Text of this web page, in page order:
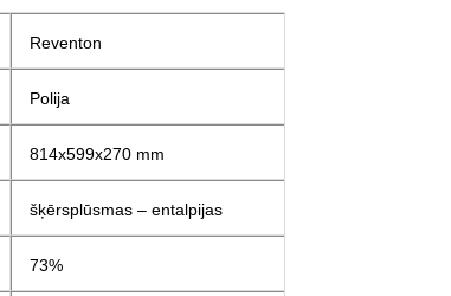
Reventon
Polija
814x599x270 mm
šķērsplūsmas – entalpijas
73%